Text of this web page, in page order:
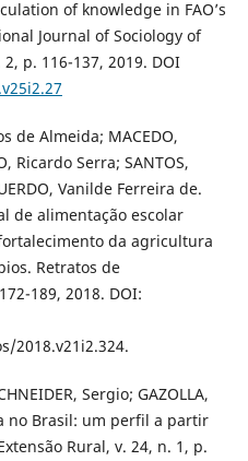
of knowledge in FAO’s
Journal of Sociology of
p. 116-137, 2019. DOI
de Almeida; MACEDO,
Ricardo Serra; SANTOS,
Vanilde Ferreira de.
de alimentação escolar
da agricultura
Retratos de
189, 2018. DOI:
2018.v21i2.324.
Sergio; GAZOLLA,
no Brasil: um perfil a partir
Rural, v. 24, n. 1, p.